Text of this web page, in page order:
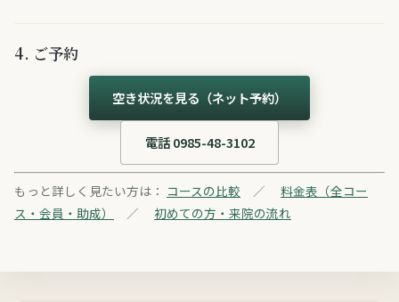
4. ご予約
空き状況を見る（ネット予約）
電話 0985-48-3102
もっと詳しく見たい方は： コースの比較 ／ 料金表（全コー
ス・会員・助成）
／ 初めての方・来院の流れ